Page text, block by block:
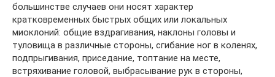
большинстве случаев они носят характер
кратковременных быстрых общих или локальных
миоклоний: общие вздрагивания, наклоны головы и
туловища в различные стороны, сгибание ног в коленях,
подпрыгивания, приседание, топтание на месте,
встряхивание головой, выбрасывание рук в стороны,